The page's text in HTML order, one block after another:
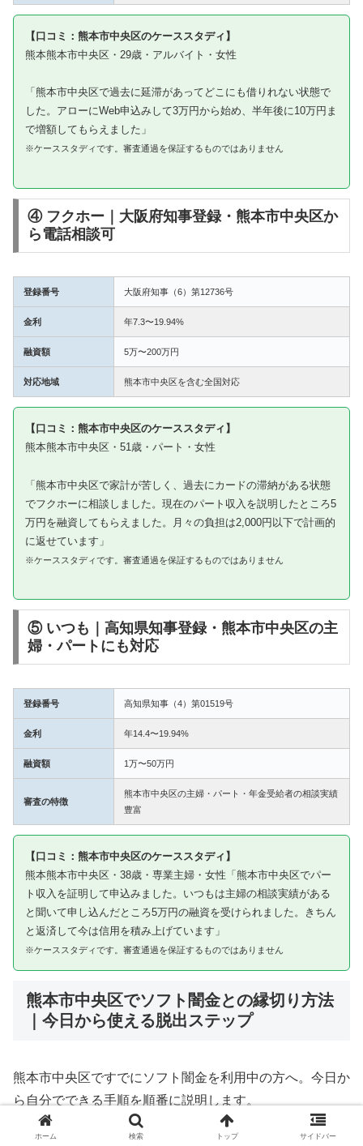
【口コミ：熊本市中央区のケーススタディ】
熊本熊本市中央区・29歳・アルバイト・女性
「熊本市中央区で過去に延滞があってどこにも借りれない状態で
した。アローにWeb申込みして3万円から始め、半年後に10万円ま
で増額してもらえました」
※ケーススタディです。審査通過を保証するものではありません
④ フクホー｜大阪府知事登録・熊本市中央区か
ら電話相談可
登録番号 大阪府知事（6）第12736号
金利 年7.3〜19.94%
融資額 5万〜200万円
対応地域 熊本市中央区を含む全国対応
【口コミ：熊本市中央区のケーススタディ】
熊本熊本市中央区・51歳・パート・女性
「熊本市中央区で家計が苦しく、過去にカードの滞納がある状態
でフクホーに相談しました。現在のパート収入を説明したところ5
万円を融資してもらえました。月々の負担は2,000円以下で計画的
に返せています」
※ケーススタディです。審査通過を保証するものではありません
⑤ いつも｜高知県知事登録・熊本市中央区の主
婦・パートにも対応
登録番号 高知県知事（4）第01519号
金利 年14.4〜19.94%
融資額 1万〜50万円
審査の特徴
熊本市中央区の主婦・パート・年金受給者の相談実績
豊富
【口コミ：熊本市中央区のケーススタディ】
熊本熊本市中央区・38歳・専業主婦・女性「熊本市中央区でパー
ト収入を証明して申込みました。いつもは主婦の相談実績がある
と聞いて申し込んだところ5万円の融資を受けられました。きちん
と返済して今は信用を積み上げています」
※ケーススタディです。審査通過を保証するものではありません
熊本市中央区でソフト闇金との縁切り方法
｜今日から使える脱出ステップ
熊本市中央区ですでにソフト闇金を利用中の方へ。今日か
ら自分でできる手順を順番に説明します。
ホーム 検索 トップ サイドバー